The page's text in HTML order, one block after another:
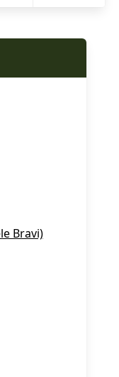
Bravi)